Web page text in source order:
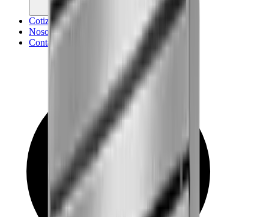
Cotización
Nosotros
Contacto